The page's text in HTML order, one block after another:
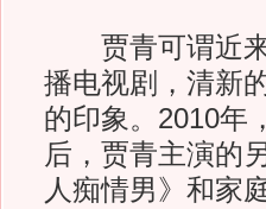
贾青可谓近来
播电视剧，清新
的印象。2010年
后，贾青主演的
人痴情男》和家